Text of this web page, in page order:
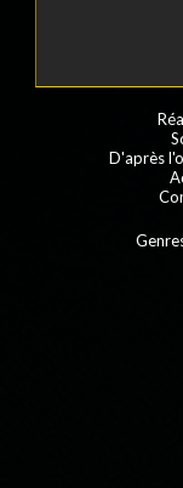
D'après